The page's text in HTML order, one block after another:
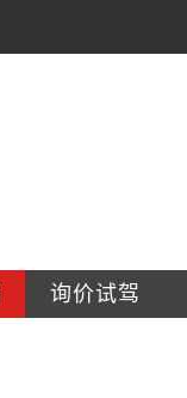
询价试驾